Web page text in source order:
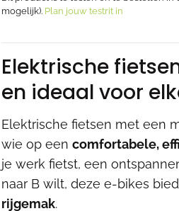
mogelijk). Plan jouw testrit in
Elektrische
en ideaal voor
Elektrische fietsen met een
wie op een comfortabele,
je werk fietst, een
naar B wilt, deze e-bikes
rijgemak.